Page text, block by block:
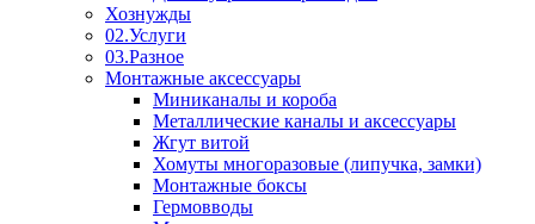
Хознужды
02.Услуги
03.Разное
Монтажные аксессуары
Миниканалы и короба
Металлические каналы и аксессуары
Жгут витой
Хомуты многоразовые (липучка, замки)
Монтажные боксы
Гермовводы